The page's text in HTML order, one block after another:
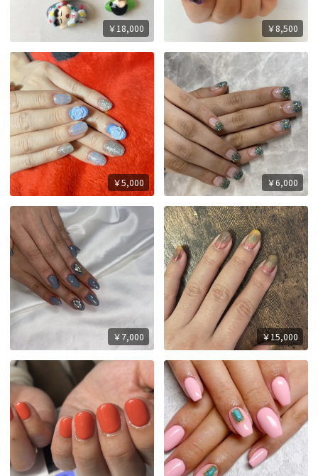
￥18,000 ￥8,500
￥5,000 ￥6,000
￥7,000 ￥15,000